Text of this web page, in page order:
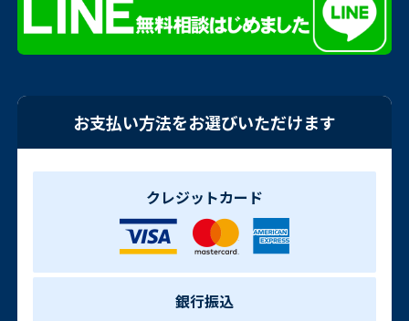
お支払い方法をお選びいただけます
クレジットカード
銀行振込